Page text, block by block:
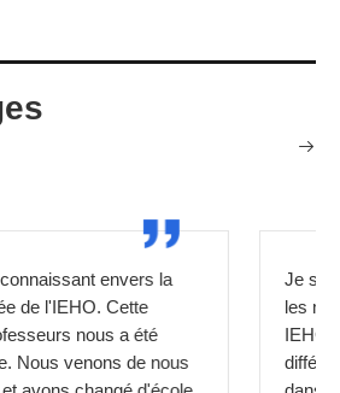
envers tous
s'agissait de
comme s'intégrer
En